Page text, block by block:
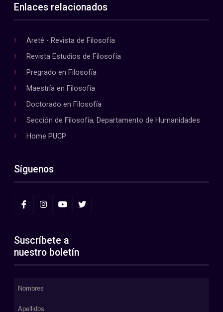
Enlaces relacionados
Areté - Revista de Filosofía
Revista Estudios de Filosofía
Pregrado en Filosofía
Maestría en Filosofía
Doctorado en Filosofía
Sección de Filosofía, Departamento de Humanidades
Home PUCP
Síguenos
Suscríbete a
nuestro boletín